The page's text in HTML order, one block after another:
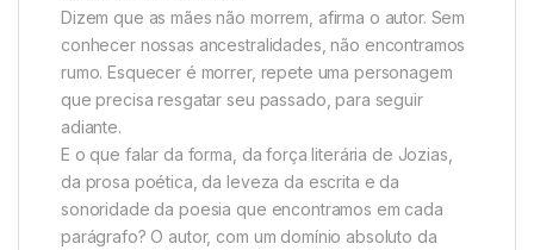
Dizem que as mães não morrem, afirma o autor. Sem
conhecer nossas ancestralidades, não encontramos
rumo. Esquecer é morrer, repete uma personagem
que precisa resgatar seu passado, para seguir
adiante.
E o que falar da forma, da força literária de Jozias,
da prosa poética, da leveza da escrita e da
sonoridade da poesia que encontramos em cada
parágrafo? O autor, com um domínio absoluto da